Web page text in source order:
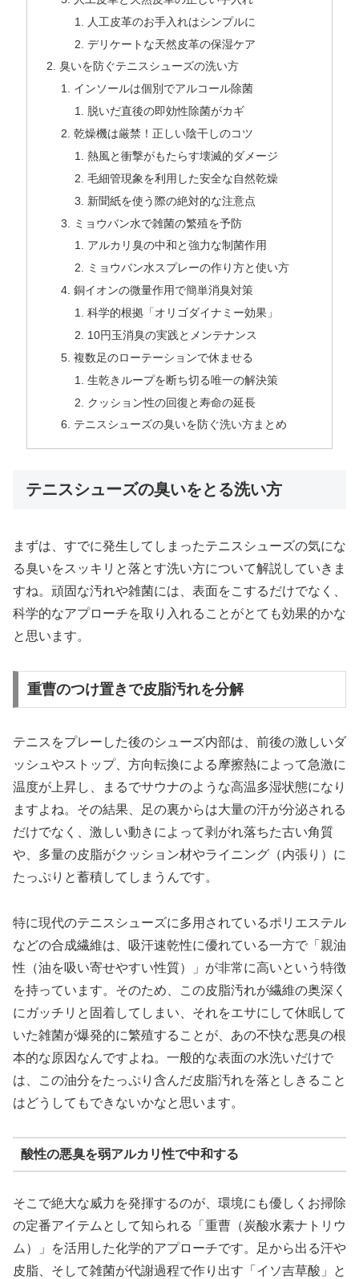
人工皮革のお手入れはシンプルに
デリケートな天然皮革の保湿ケア
臭いを防ぐテニスシューズの洗い方
インソールは個別でアルコール除菌
脱いだ直後の即効性除菌がカギ
乾燥機は厳禁！正しい陰干しのコツ
熱風と衝撃がもたらす壊滅的ダメージ
毛細管現象を利用した安全な自然乾燥
新聞紙を使う際の絶対的な注意点
ミョウバン水で雑菌の繁殖を予防
アルカリ臭の中和と強力な制菌作用
ミョウバン水スプレーの作り方と使い方
銅イオンの微量作用で簡単消臭対策
科学的根拠「オリゴダイナミー効果」
10円玉消臭の実践とメンテナンス
複数足のローテーションで休ませる
生乾きループを断ち切る唯一の解決策
クッション性の回復と寿命の延長
テニスシューズの臭いを防ぐ洗い方まとめ
テニスシューズの臭いをとる洗い方
まずは、すでに発生してしまったテニスシューズの気にな
る臭いをスッキリと落とす洗い方について解説していきま
すね。頑固な汚れや雑菌には、表面をこするだけでなく、
科学的なアプローチを取り入れることがとても効果的かな
と思います。
重曹のつけ置きで皮脂汚れを分解
テニスをプレーした後のシューズ内部は、前後の激しいダ
ッシュやストップ、方向転換による摩擦熱によって急激に
温度が上昇し、まるでサウナのような高温多湿状態になり
ますよね。その結果、足の裏からは大量の汗が分泌される
だけでなく、激しい動きによって剥がれ落ちた古い角質
や、多量の皮脂がクッション材やライニング（内張り）に
たっぷりと蓄積してしまうんです。
特に現代のテニスシューズに多用されているポリエステル
などの合成繊維は、吸汗速乾性に優れている一方で「親油
性（油を吸い寄せやすい性質）」が非常に高いという特徴
を持っています。そのため、この皮脂汚れが繊維の奥深く
にガッチリと固着してしまい、それをエサにして休眠して
いた雑菌が爆発的に繁殖することが、あの不快な悪臭の根
本的な原因なんですよね。一般的な表面の水洗いだけで
は、この油分をたっぷり含んだ皮脂汚れを落としきること
はどうしてもできないかなと思います。
酸性の悪臭を弱アルカリ性で中和する
そこで絶大な威力を発揮するのが、環境にも優しくお掃除
の定番アイテムとして知られる「重曹（炭酸水素ナトリウ
ム）」を活用した化学的アプローチです。足から出る汗や
皮脂、そして雑菌が代謝過程で作り出す「イソ吉草酸」と